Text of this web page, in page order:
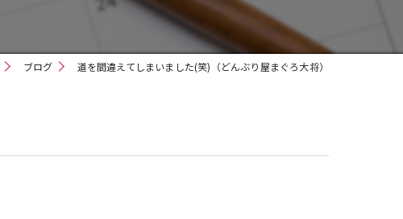
デリバリー
ブログ 道を間違えてしまいました(笑)（どんぶり屋まぐろ大将）